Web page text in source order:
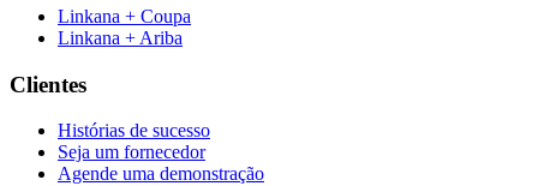
Linkana + Coupa
Linkana + Ariba
Clientes
Histórias de sucesso
Seja um fornecedor
Agende uma demonstração